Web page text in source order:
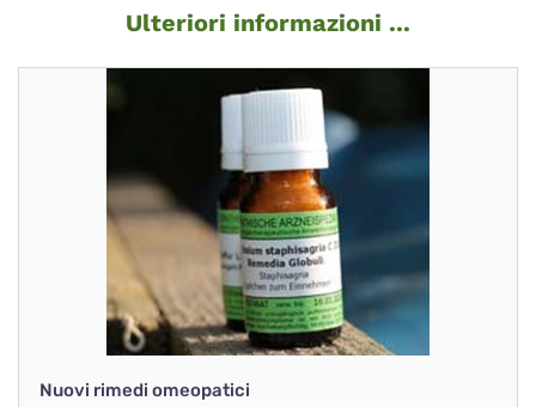
Ulteriori informazioni ...
Nuovi rimedi omeopatici